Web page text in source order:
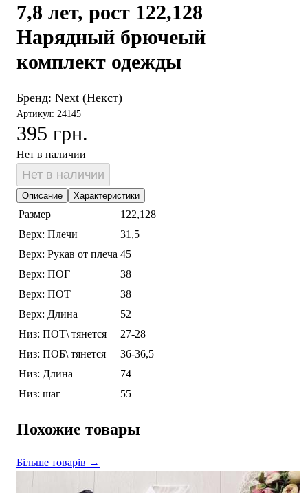
7,8 лет, рост 122,128
Нарядный брючеый
комплект одежды
Бренд: Next (Некст)
Артикул: 24145
395 грн.
Нет в наличии
Нет в наличии
Описание Характеристики
Размер
122,128
Верх: Плечи
31,5
Верх: Рукав от плеча 45
Верх: ПОГ
38
Верх: ПОТ
38
Верх: Длина
52
Низ: ПОТ\ тянется
27-28
Низ: ПОБ\ тянется
36-36,5
Низ: Длина
74
Низ: шаг
55
Похожие товары
Більше товарів →